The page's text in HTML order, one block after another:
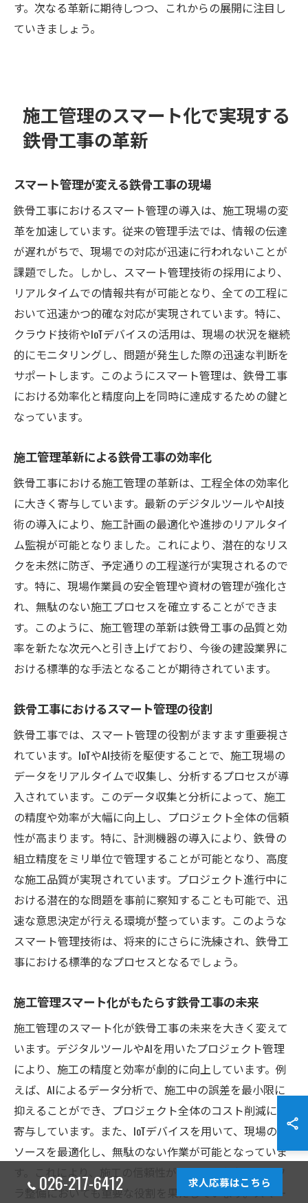
す。次なる革新に期待しつつ、これからの展開に注目し
ていきましょう。
施工管理のスマート化で実現する
鉄骨工事の革新
スマート管理が変える鉄骨工事の現場
鉄骨工事におけるスマート管理の導入は、施工現場の変
革を加速しています。従来の管理手法では、情報の伝達
が遅れがちで、現場での対応が迅速に行われないことが
課題でした。しかし、スマート管理技術の採用により、
リアルタイムでの情報共有が可能となり、全ての工程に
おいて迅速かつ的確な対応が実現されています。特に、
クラウド技術やIoTデバイスの活用は、現場の状況を継続
的にモニタリングし、問題が発生した際の迅速な判断を
サポートします。このようにスマート管理は、鉄骨工事
における効率化と精度向上を同時に達成するための鍵と
なっています。
施工管理革新による鉄骨工事の効率化
鉄骨工事における施工管理の革新は、工程全体の効率化
に大きく寄与しています。最新のデジタルツールやAI技
術の導入により、施工計画の最適化や進捗のリアルタイ
ム監視が可能となりました。これにより、潜在的なリス
クを未然に防ぎ、予定通りの工程遂行が実現されるので
す。特に、現場作業員の安全管理や資材の管理が強化さ
れ、無駄のない施工プロセスを確立することができま
す。このように、施工管理の革新は鉄骨工事の品質と効
率を新たな次元へと引き上げており、今後の建設業界に
おける標準的な手法となることが期待されています。
鉄骨工事におけるスマート管理の役割
鉄骨工事では、スマート管理の役割がますます重要視さ
れています。IoTやAI技術を駆使することで、施工現場の
データをリアルタイムで収集し、分析するプロセスが導
入されています。このデータ収集と分析によって、施工
の精度や効率が大幅に向上し、プロジェクト全体の信頼
性が高まります。特に、計測機器の導入により、鉄骨の
組立精度をミリ単位で管理することが可能となり、高度
な施工品質が実現されています。プロジェクト進行中に
おける潜在的な問題を事前に察知することも可能で、迅
速な意思決定が行える環境が整っています。このような
スマート管理技術は、将来的にさらに洗練され、鉄骨工
事における標準的なプロセスとなるでしょう。
施工管理スマート化がもたらす鉄骨工事の未来
施工管理のスマート化が鉄骨工事の未来を大きく変えて
います。デジタルツールやAIを用いたプロジェクト管理
により、施工の精度と効率が劇的に向上しています。例
えば、AIによるデータ分析で、施工中の誤差を最小限に
抑えることができ、プロジェクト全体のコスト削減にも
寄与しています。また、IoTデバイスを用いて、現場のリ
ソースを最適化し、無駄のない作業が可能となっていま
す。これにより、施工の信頼性が高まり、都市のインフ
ラ整備においても重要な役割を果たしています。スマー
026-217-6412 求人応募はこちら